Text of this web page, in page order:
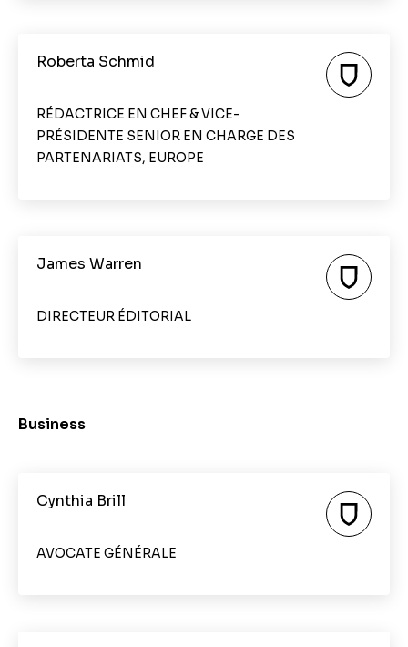
Roberta Schmid
RÉDACTRICE EN CHEF & VICE-
PRÉSIDENTE SENIOR EN CHARGE DES
PARTENARIATS, EUROPE
James Warren
DIRECTEUR ÉDITORIAL
Business
Cynthia Brill
AVOCATE GÉNÉRALE